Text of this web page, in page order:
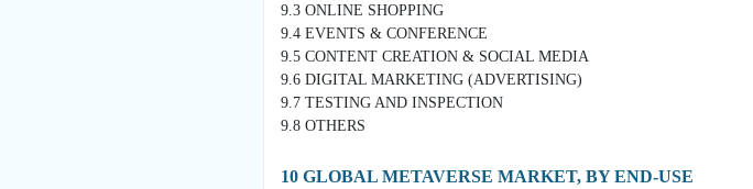
9.3 ONLINE SHOPPING
9.4 EVENTS & CONFERENCE
9.5 CONTENT CREATION & SOCIAL MEDIA
9.6 DIGITAL MARKETING (ADVERTISING)
9.7 TESTING AND INSPECTION
9.8 OTHERS
10 GLOBAL METAVERSE MARKET, BY END-USE